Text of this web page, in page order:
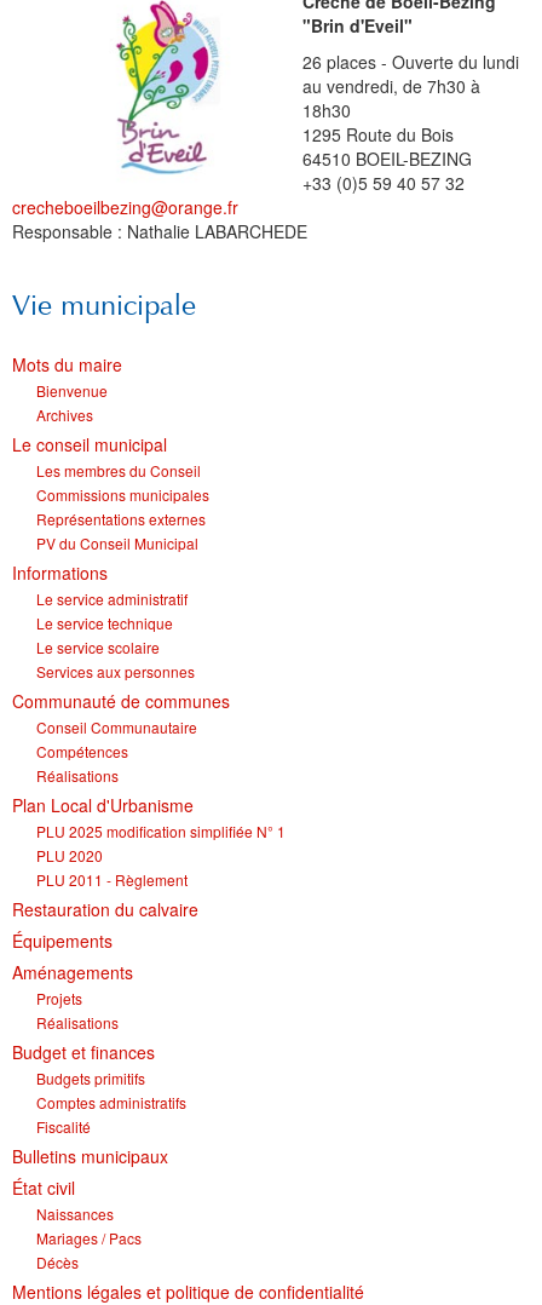
"Brin d'Eveil"
26 places - Ouverte du lundi
au vendredi, de 7h30 à
18h30
1295 Route du Bois
64510 BOEIL-BEZING
+33 (0)5 59 40 57 32
crecheboeilbezing@orange.fr
Responsable : Nathalie LABARCHEDE
Vie municipale
Mots du maire
Bienvenue
Archives
Le conseil municipal
Les membres du Conseil
Commissions municipales
Représentations externes
PV du Conseil Municipal
Informations
Le service administratif
Le service technique
Le service scolaire
Services aux personnes
Communauté de communes
Conseil Communautaire
Compétences
Réalisations
Plan Local d'Urbanisme
PLU 2025 modification simplifiée N° 1
PLU 2020
PLU 2011 - Règlement
Restauration du calvaire
Équipements
Aménagements
Projets
Réalisations
Budget et finances
Budgets primitifs
Comptes administratifs
Fiscalité
Bulletins municipaux
État civil
Naissances
Mariages / Pacs
Décès
Mentions légales et politique de confidentialité